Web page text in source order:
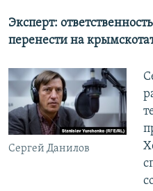
Эксперт:
перенести на
Сергей Данилов